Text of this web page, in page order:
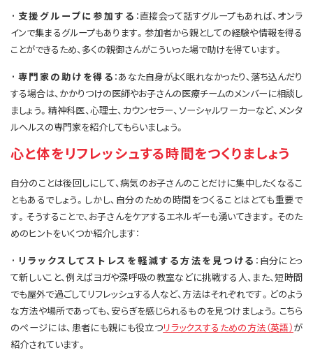
·支援グループに参加する ：直接会って話すグループもあれば、オンラ
インで集まるグループもあります。参加者から親としての経験や情報を得る
ことができるため、多くの親御さんがこういった場で助けを得ています。
·専門家の助けを得る ：あなた自身がよく眠れなかったり、落ち込んだり
する場合は、かかりつけの医師やお子さんの医療チームのメンバーに相談し
ましょう。精神科医、心理士、カウンセラー、ソーシャルワーカーなど、メンタ
ルヘルスの専門家を紹介してもらいましょう。
心と体をリフレッシュする時間をつくりましょう
自分のことは後回しにして、病気のお子さんのことだけに集中したくなるこ
ともあるでしょう。しかし、自分のための時間をつくることはとても重要で
す。そうすることで、お子さんをケアするエネルギーも湧いてきます。そのた
めのヒントをいくつか紹介します：
·リラックスしてストレスを軽減する方法を見つける ：自分にとっ
て新しいこと、例えばヨガや深呼吸の教室などに挑戦する人、また、短時間
でも屋外で過ごしてリフレッシュする人など、方法はそれぞれです。どのよう
な方法や場所であっても、安らぎを感じられるものを見つけましょう。こちら
のページには、患者にも親にも役立つリラックスするための方法（英語）が
紹介されています。